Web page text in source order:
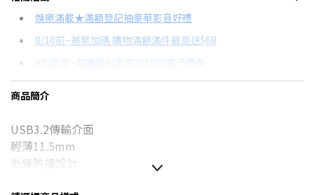
信用卡分期
分期數
12期
24期
每期金額 配合銀行/業者
娛樂滿載★滿額登記抽豪華影音好禮
8/10前~爸氣加碼 購物滿額滿件最高送$68
8月限定~首購登記最高領$888電子禮券
台灣大哥大Open Possible聯名卡滿額最高回饋25%
商品簡介
USB3.2傳輸介面
輕薄11.5mm
外緣防撞設計